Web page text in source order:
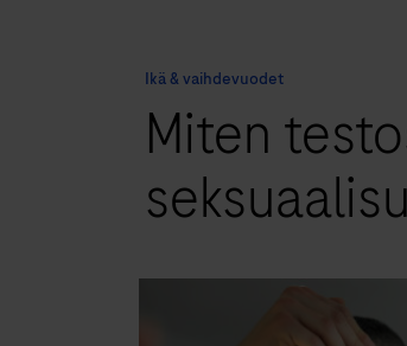
Ikä & vaihdevuodet
Miten